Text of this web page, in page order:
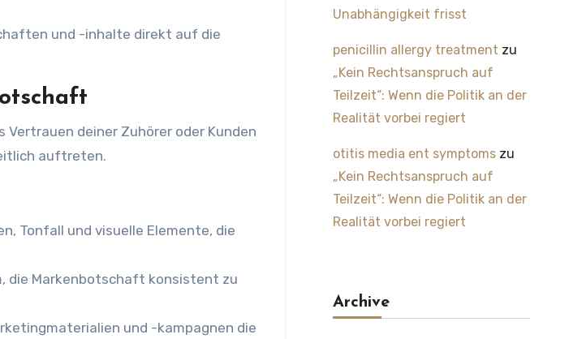
und -inhalte direkt auf die
deiner Zuhörer oder Kunden
auftreten.
Tonfall und visuelle Elemente, die
die Markenbotschaft konsistent zu
und -kampagnen die
Unabhängigkeit frisst
penicillin allergy treatment zu
„Kein Rechtsanspruch auf
Teilzeit“: Wenn die Politik an der
Realität vorbei regiert
otitis media ent symptomszu
„Kein Rechtsanspruch auf
Teilzeit“: Wenn die Politik an der
Realität vorbei regiert
Archive